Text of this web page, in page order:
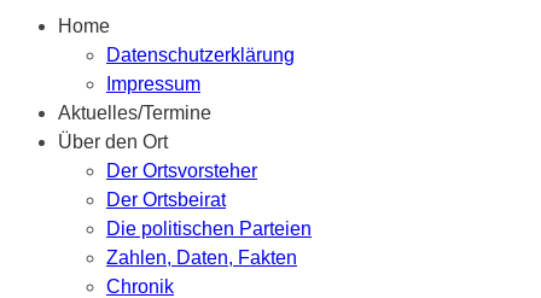
Home
Datenschutzerklärung
Impressum
Aktuelles/Termine
Über den Ort
Der Ortsvorsteher
Der Ortsbeirat
Die politischen Parteien
Zahlen, Daten, Fakten
Chronik